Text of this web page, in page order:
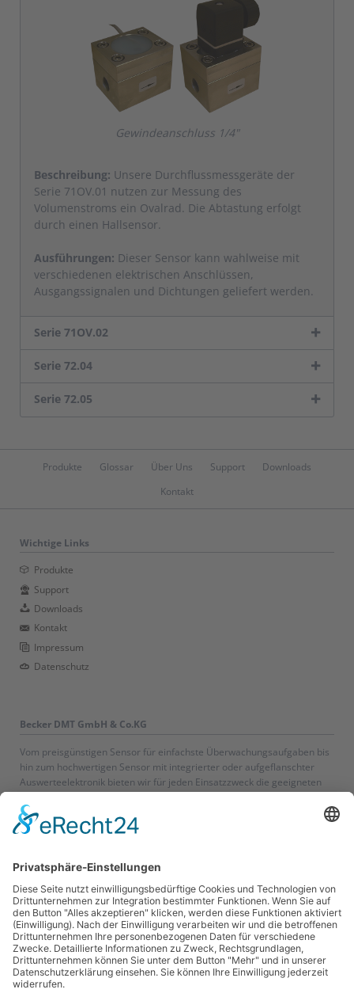
Gewindeanschluss 1/4"
Beschreibung: Unsere Durchflussmessgeräte der
Serie 71OV.01 nutzen zur Messung des
Volumenstroms ein Ovalrad. Die Abtastung erfolgt
durch einen Hallsensor.
Ausführungen: Dieser Sensor kann wahlweise mit
verschiedenen elektrischen Anschlüssen,
Ausgangssignalen und Dichtungen geliefert werden.
Serie 71OV.02
Serie 72.04
Serie 72.05
Navigation
Produkte Glossar Über Uns Support
Downloads
Kontakt
Wichtige Links
Produkte
Support
Downloads
Kontakt
Impressum
Datenschutz
Becker DMT GmbH & Co.KG
Vom preisgünstigen Sensor für einfachste Überwachungsaufgaben bis
hin zum hochwertigen Sensor mit integrierter oder aufgeflanschter
Auswerteelektronik bieten wir für jeden Einsatzzweck die geeigneten